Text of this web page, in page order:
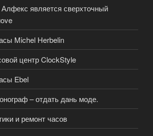
является сверхточный
Michel Herbelin
центр ClockStyle
Ebel
– отдать дань моде.
и ремонт часов